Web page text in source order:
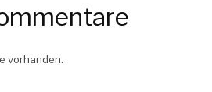
vorhanden.